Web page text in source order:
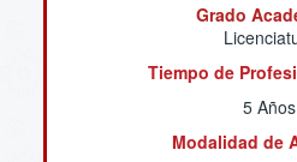
Grado
Tiempo de
5 Años
Modalidad de